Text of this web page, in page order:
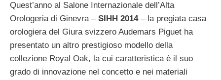
Quest’anno al Salone Internazionale dell’Alta
Orologeria di Ginevra – SIHH 2014– la pregiata casa
orologiera del Giura svizzero Audemars Piguet ha
presentato un altro prestigioso modello della
collezione Royal Oak, la cui caratteristica è il suo
grado di innovazione nel concetto e nei materiali